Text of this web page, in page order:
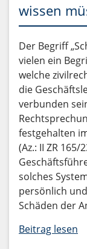
wissen
Der Begriff
vielen ein
welche
die
verbunden
festgehalten
(Az.: II ZR
solches
persönlich
Schäden der
Beitrag lesen